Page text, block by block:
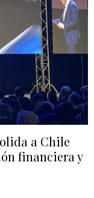
a Chile
financiera y